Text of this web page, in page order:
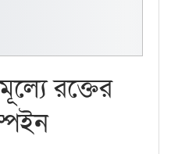
রক্তের